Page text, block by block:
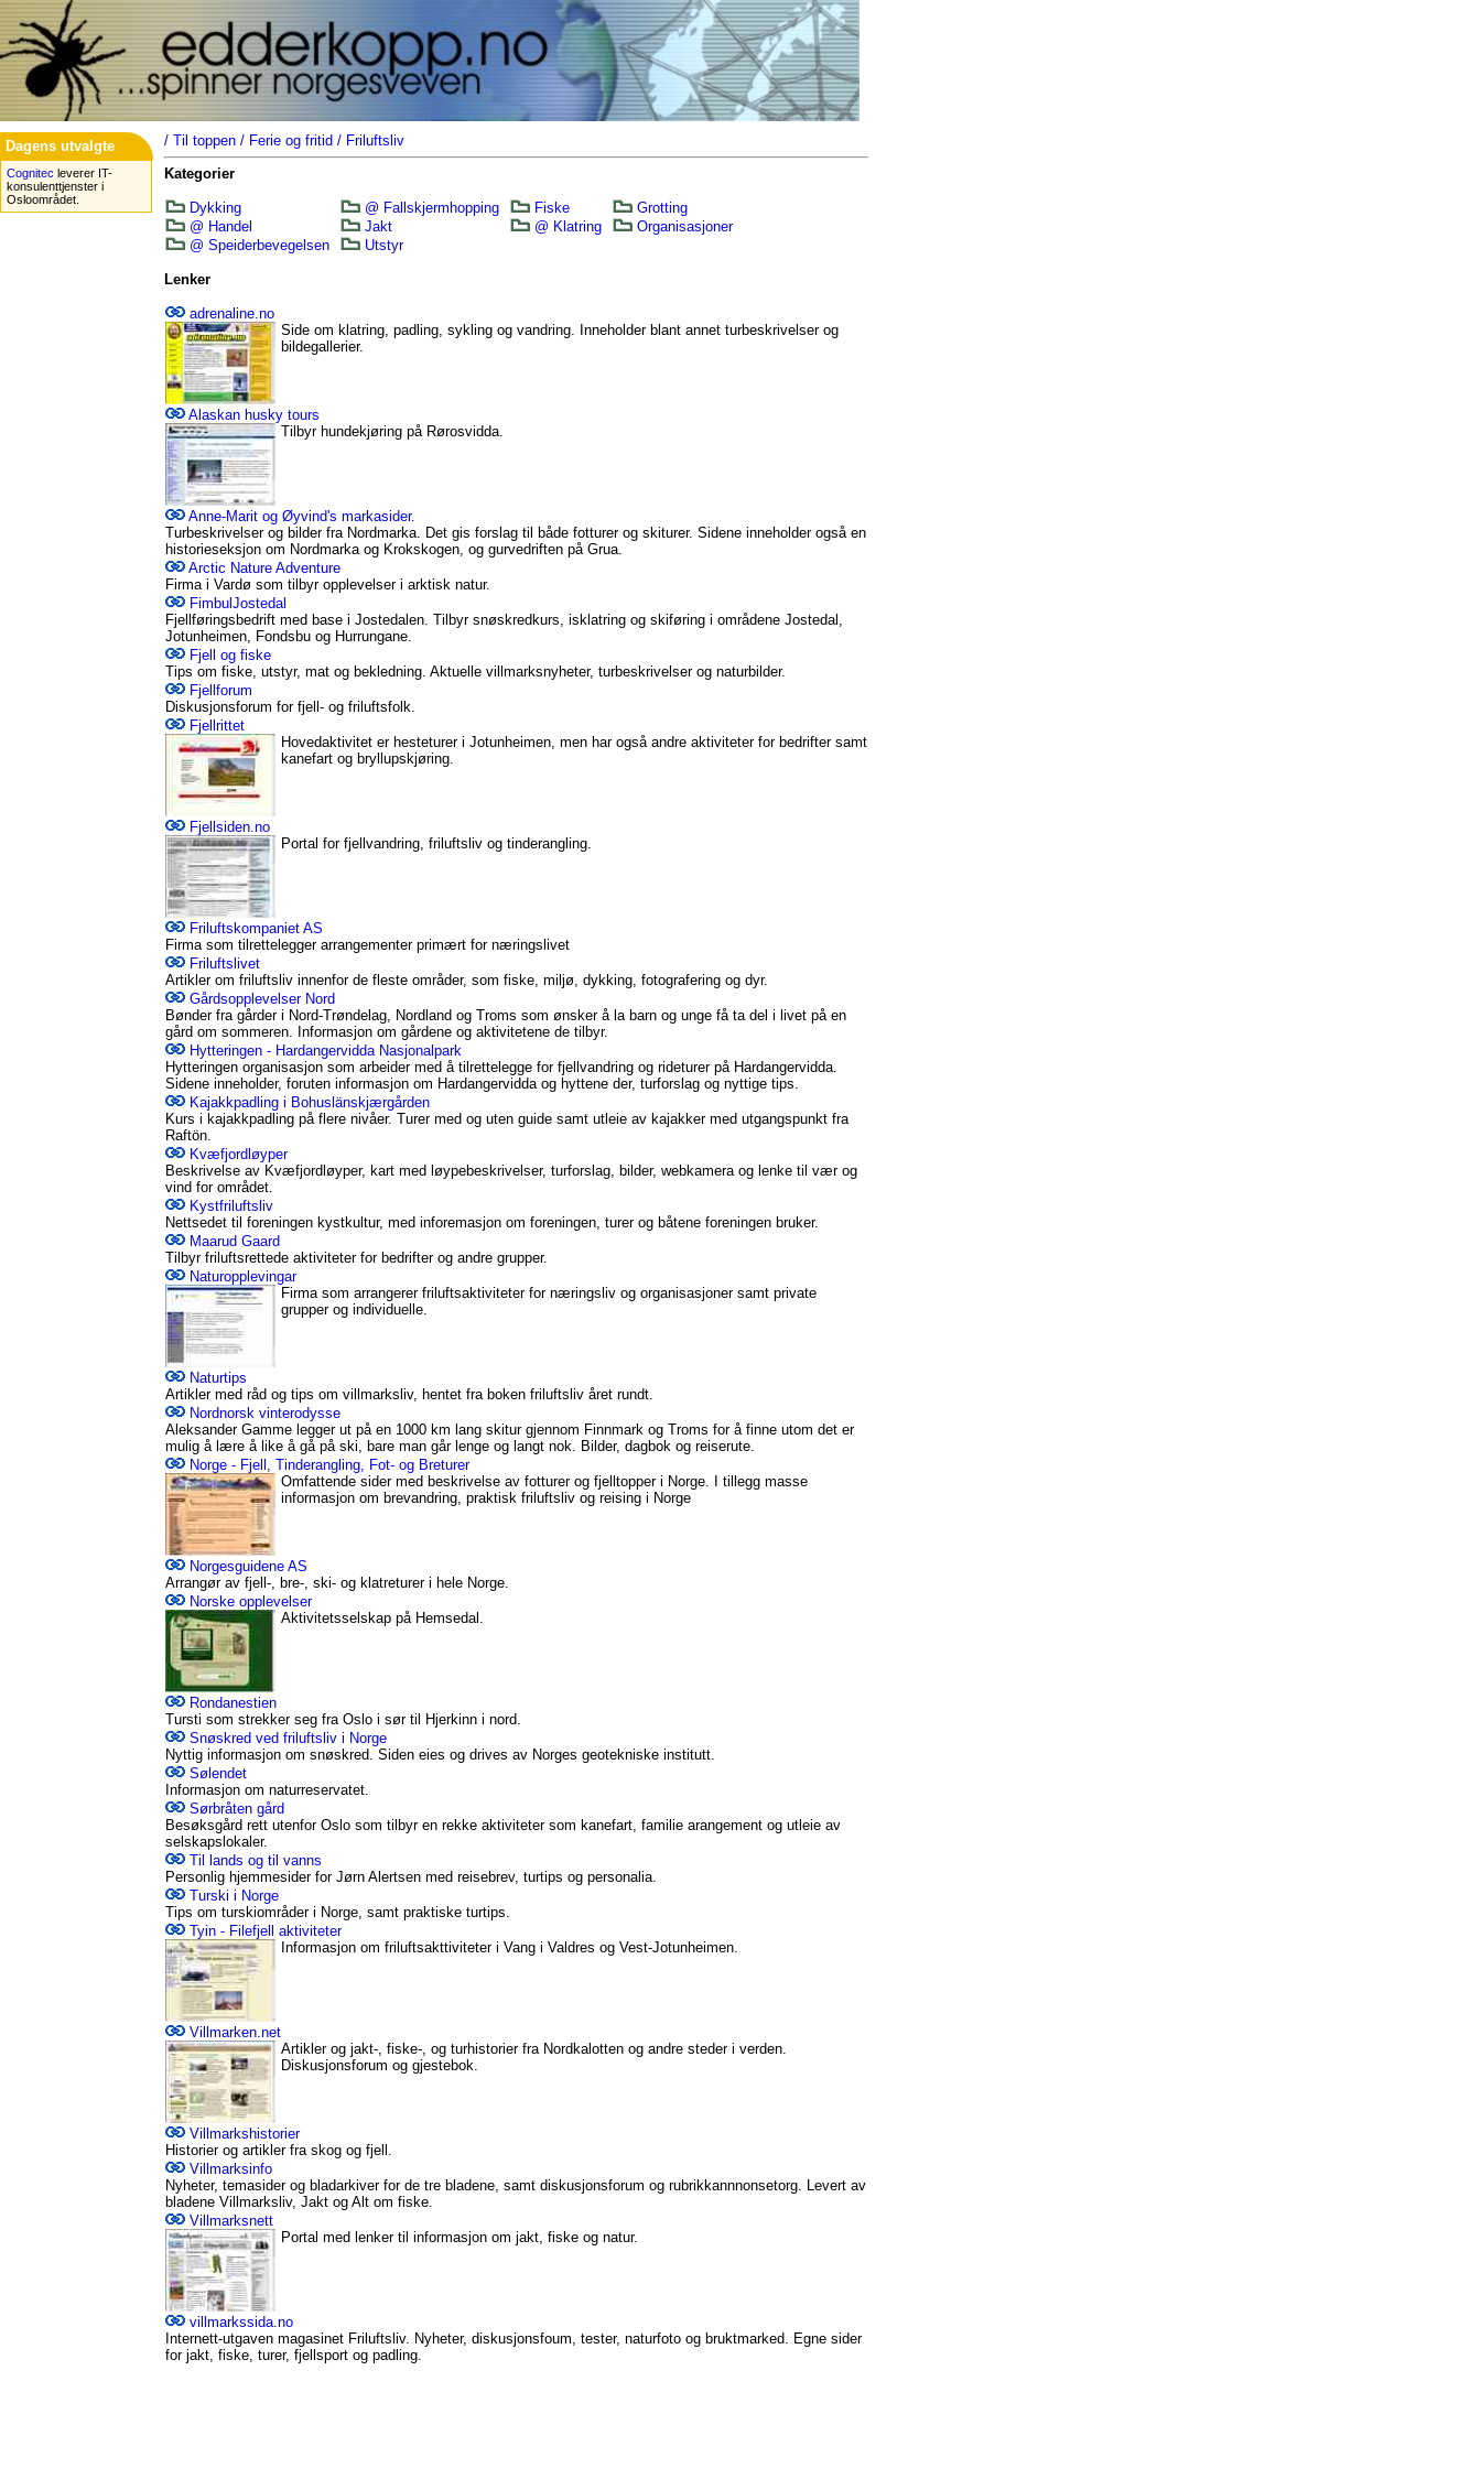
Dagens utvalgte
Cognitec leverer IT-
konsulenttjenster i
Osloområdet.
/ Til toppen / Ferie og fritid / Friluftsliv
Kategorier
Dykking @ Fallskjermhopping Fiske
Grotting
@ Handel
Jakt @ Klatring
Organisasjoner
@ Speiderbevegelsen
Utstyr
Lenker
adrenaline.no
Side om klatring, padling, sykling og vandring. Inneholder blant annet turbeskrivelser og
bildegallerier.
Alaskan husky tours
Tilbyr hundekjøring på Rørosvidda.
Anne-Marit og Øyvind's markasider.
Turbeskrivelser og bilder fra Nordmarka. Det gis forslag til både fotturer og skiturer. Sidene inneholder også en
historieseksjon om Nordmarka og Krokskogen, og gurvedriften på Grua.
Arctic Nature Adventure
Firma i Vardø som tilbyr opplevelser i arktisk natur.
FimbulJostedal
Fjellføringsbedrift med base i Jostedalen. Tilbyr snøskredkurs, isklatring og skiføring i områdene Jostedal,
Jotunheimen, Fondsbu og Hurrungane.
Fjell og fiske
Tips om fiske, utstyr, mat og bekledning. Aktuelle villmarksnyheter, turbeskrivelser og naturbilder.
Fjellforum
Diskusjonsforum for fjell- og friluftsfolk.
Fjellrittet
Hovedaktivitet er hesteturer i Jotunheimen, men har også andre aktiviteter for bedrifter samt
kanefart og bryllupskjøring.
Fjellsiden.no
Portal for fjellvandring, friluftsliv og tinderangling.
Friluftskompaniet AS
Firma som tilrettelegger arrangementer primært for næringslivet
Friluftslivet
Artikler om friluftsliv innenfor de fleste områder, som fiske, miljø, dykking, fotografering og dyr.
Gårdsopplevelser Nord
Bønder fra gårder i Nord-Trøndelag, Nordland og Troms som ønsker å la barn og unge få ta del i livet på en
gård om sommeren. Informasjon om gårdene og aktivitetene de tilbyr.
Hytteringen - Hardangervidda Nasjonalpark
Hytteringen organisasjon som arbeider med å tilrettelegge for fjellvandring og rideturer på Hardangervidda.
Sidene inneholder, foruten informasjon om Hardangervidda og hyttene der, turforslag og nyttige tips.
Kajakkpadling i Bohuslänskjærgården
Kurs i kajakkpadling på flere nivåer. Turer med og uten guide samt utleie av kajakker med utgangspunkt fra
Raftön.
Kvæfjordløyper
Beskrivelse av Kvæfjordløyper, kart med løypebeskrivelser, turforslag, bilder, webkamera og lenke til vær og
vind for området.
Kystfriluftsliv
Nettsedet til foreningen kystkultur, med inforemasjon om foreningen, turer og båtene foreningen bruker.
Maarud Gaard
Tilbyr friluftsrettede aktiviteter for bedrifter og andre grupper.
Naturopplevingar
Firma som arrangerer friluftsaktiviteter for næringsliv og organisasjoner samt private
grupper og individuelle.
Naturtips
Artikler med råd og tips om villmarksliv, hentet fra boken friluftsliv året rundt.
Nordnorsk vinterodysse
Aleksander Gamme legger ut på en 1000 km lang skitur gjennom Finnmark og Troms for å finne utom det er
mulig å lære å like å gå på ski, bare man går lenge og langt nok. Bilder, dagbok og reiserute.
Norge - Fjell, Tinderangling, Fot- og Breturer
Omfattende sider med beskrivelse av fotturer og fjelltopper i Norge. I tillegg masse
informasjon om brevandring, praktisk friluftsliv og reising i Norge
Norgesguidene AS
Arrangør av fjell-, bre-, ski- og klatreturer i hele Norge.
Norske opplevelser
Aktivitetsselskap på Hemsedal.
Rondanestien
Tursti som strekker seg fra Oslo i sør til Hjerkinn i nord.
Snøskred ved friluftsliv i Norge
Nyttig informasjon om snøskred. Siden eies og drives av Norges geotekniske institutt.
Sølendet
Informasjon om naturreservatet.
Sørbråten gård
Besøksgård rett utenfor Oslo som tilbyr en rekke aktiviteter som kanefart, familie arangement og utleie av
selskapslokaler.
Til lands og til vanns
Personlig hjemmesider for Jørn Alertsen med reisebrev, turtips og personalia.
Turski i Norge
Tips om turskiområder i Norge, samt praktiske turtips.
Tyin - Filefjell aktiviteter
Informasjon om friluftsakttiviteter i Vang i Valdres og Vest-Jotunheimen.
Villmarken.net
Artikler og jakt-, fiske-, og turhistorier fra Nordkalotten og andre steder i verden.
Diskusjonsforum og gjestebok.
Villmarkshistorier
Historier og artikler fra skog og fjell.
Villmarksinfo
Nyheter, temasider og bladarkiver for de tre bladene, samt diskusjonsforum og rubrikkannnonsetorg. Levert av
bladene Villmarksliv, Jakt og Alt om fiske.
Villmarksnett
Portal med lenker til informasjon om jakt, fiske og natur.
villmarkssida.no
Internett-utgaven magasinet Friluftsliv. Nyheter, diskusjonsfoum, tester, naturfoto og bruktmarked. Egne sider
for jakt, fiske, turer, fjellsport og padling.